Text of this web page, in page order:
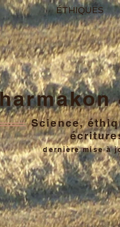
Science,
dernière mise à
ÉTHIQUES